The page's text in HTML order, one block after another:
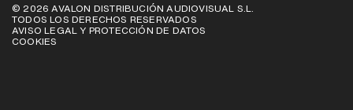
© 2026 AVALON DISTRIBUCIÓN AUDIOVISUAL S.L.
TODOS LOS DERECHOS RESERVADOS
AVISO LEGAL Y PROTECCIÓN DE DATOS
COOKIES